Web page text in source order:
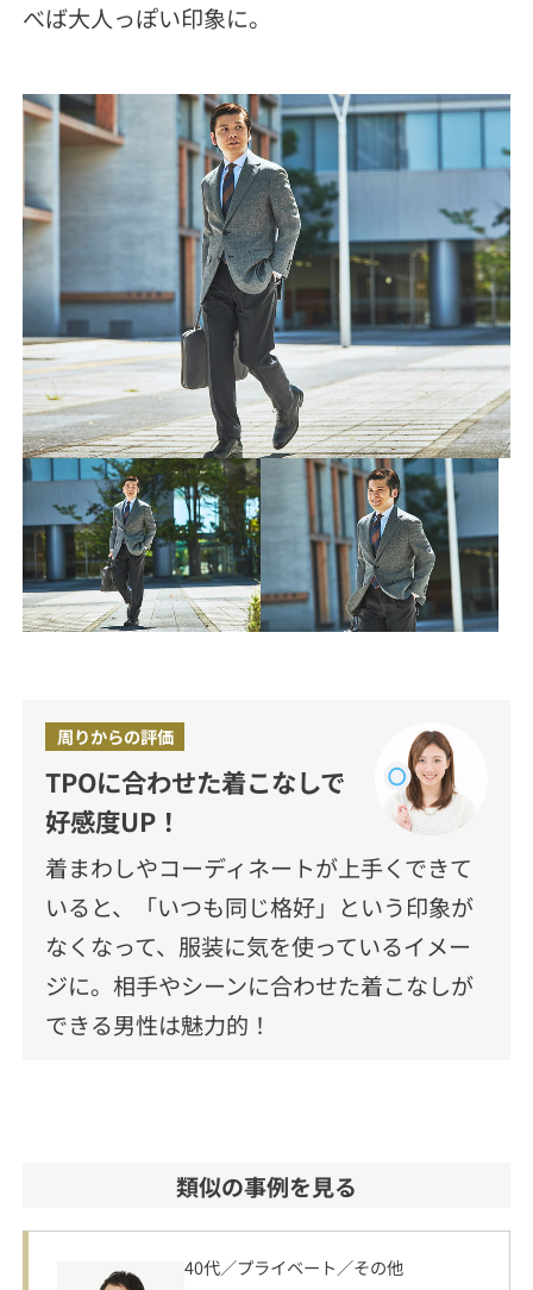
べば大人っぽい印象に。
周りからの評価
TPOに合わせた着こなしで
好感度UP！
着まわしやコーディネートが上手くできて
いると、「いつも同じ格好」という印象が
なくなって、服装に気を使っているイメー
ジに。相手やシーンに合わせた着こなしが
できる男性は魅力的！
類似の事例を見る
40代／プライベート／その他